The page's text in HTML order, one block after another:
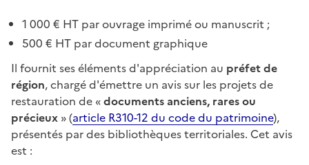
1 000 € HT par ouvrage imprimé ou manuscrit ;
500 € HT par document graphique
Il fournit ses éléments d'appréciation au préfet de
région, chargé d'émettre un avis sur les projets de
restauration de «documents anciens, rares ou
précieux » (article R310-12 du code du patrimoine),
présentés par des bibliothèques territoriales. Cet avis
est :